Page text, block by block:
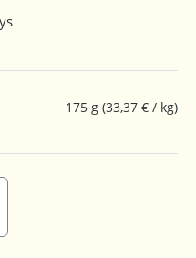
175 g (33,37 € / kg)